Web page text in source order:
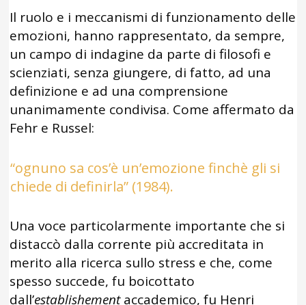
Il ruolo e i meccanismi di funzionamento delle
emozioni, hanno rappresentato, da sempre,
un campo di indagine da parte di filosofi e
scienziati, senza giungere, di fatto, ad una
definizione e ad una comprensione
unanimamente condivisa. Come affermato da
Fehr e Russel:
“ognuno sa cos’è un’emozione finchè gli si
chiede di definirla” (1984).
Una voce particolarmente importante che si
distaccò dalla corrente più accreditata in
merito alla ricerca sullo stress e che, come
spesso succede, fu boicottato
dall’establishementaccademico, fu Henri